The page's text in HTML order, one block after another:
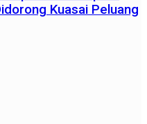
Kuasai Peluang